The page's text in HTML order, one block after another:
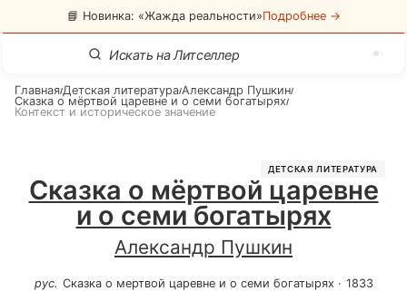
📘 Новинка: «Жажда реальности»Подробнее →
Главная/Детская литература/Александр Пушкин/
Сказка о мёртвой царевне и о семи богатырях/
Контекст и историческое значение
ДЕТСКАЯ ЛИТЕРАТУРА
Сказка о мёртвой царевне
и о семи богатырях
Александр Пушкин
рус. Сказка о мертвой царевне и о семи богатырях · 1833